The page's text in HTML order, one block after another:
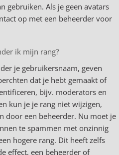
gebruiken. Als je geen avatars
op met een beheerder voor
ik mijn rang?
je gebruikersnaam, geven
dat je hebt gemaakt of
bijv. moderators en
kun je je rang niet wijzigen,
door een beheerder. Nu moet je
te spammen met onzinnig
hogere rang. Dit heeft zelfs
effect, een beheerder of